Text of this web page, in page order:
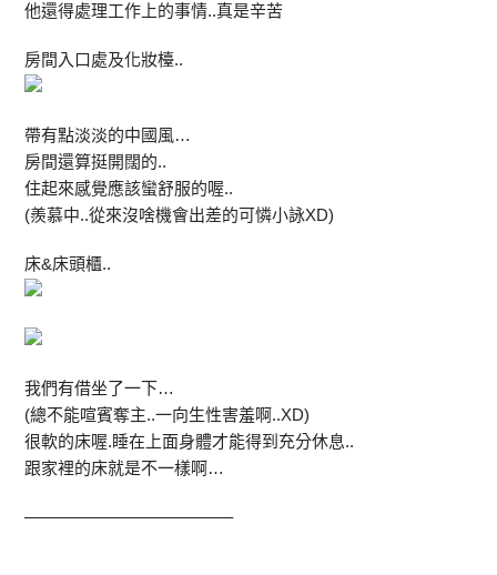
他還得處理工作上的事情..真是辛苦
房間入口處及化妝檯..
帶有點淡淡的中國風…
房間還算挺開闊的..
住起來感覺應該蠻舒服的喔..
(羨慕中..從來沒啥機會出差的可憐小詠XD)
床&床頭櫃..
我們有借坐了一下…
(總不能喧賓奪主..一向生性害羞啊..XD)
很軟的床喔.睡在上面身體才能得到充分休息..
跟家裡的床就是不一樣啊…
————————————–